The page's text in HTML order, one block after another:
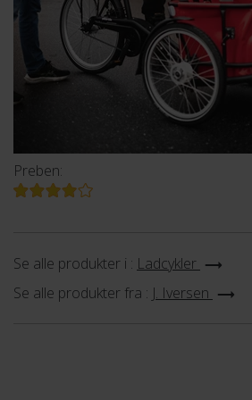
Preben:
Se alle produkter i : Ladcykler
Se alle produkter fra : J. Iversen